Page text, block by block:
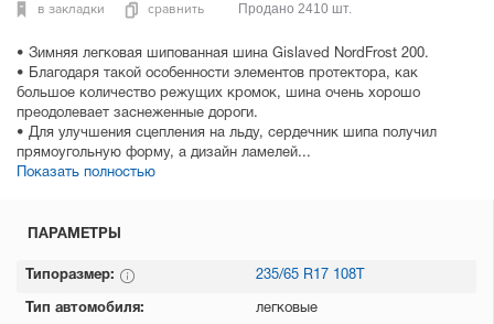
• Зимняя легковая шипованная шина Gislaved NordFrost 200.
• Благодаря такой особенности элементов протектора, как
большое количество режущих кромок, шина очень хорошо
преодолевает заснеженные дороги.
• Для улучшения сцепления на льду, сердечник шипа получил
прямоугольную форму, а дизайн ламелей...
Показать полностью
в закладки сравнить Продано 2410 шт.
ПАРАМЕТРЫ
Типоразмер: 235/65 R17 108T
Тип автомобиля: легковые